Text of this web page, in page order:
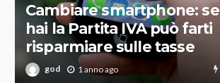
Cambiare smartphone: se
hai la Partita IVA può farti
risparmiare sulle tasse
god 1 anno ago